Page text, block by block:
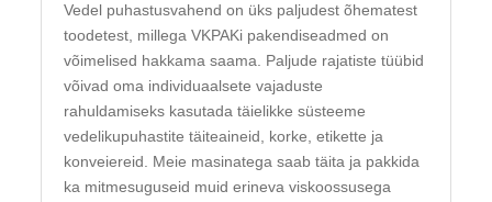
Vedel puhastusvahend on üks paljudest õhematest
toodetest, millega VKPAKi pakendiseadmed on
võimelised hakkama saama. Paljude rajatiste tüübid
võivad oma individuaalsete vajaduste
rahuldamiseks kasutada täielikke süsteeme
vedelikupuhastite täiteaineid, korke, etikette ja
konveiereid. Meie masinatega saab täita ja pakkida
ka mitmesuguseid muid erineva viskoossusega